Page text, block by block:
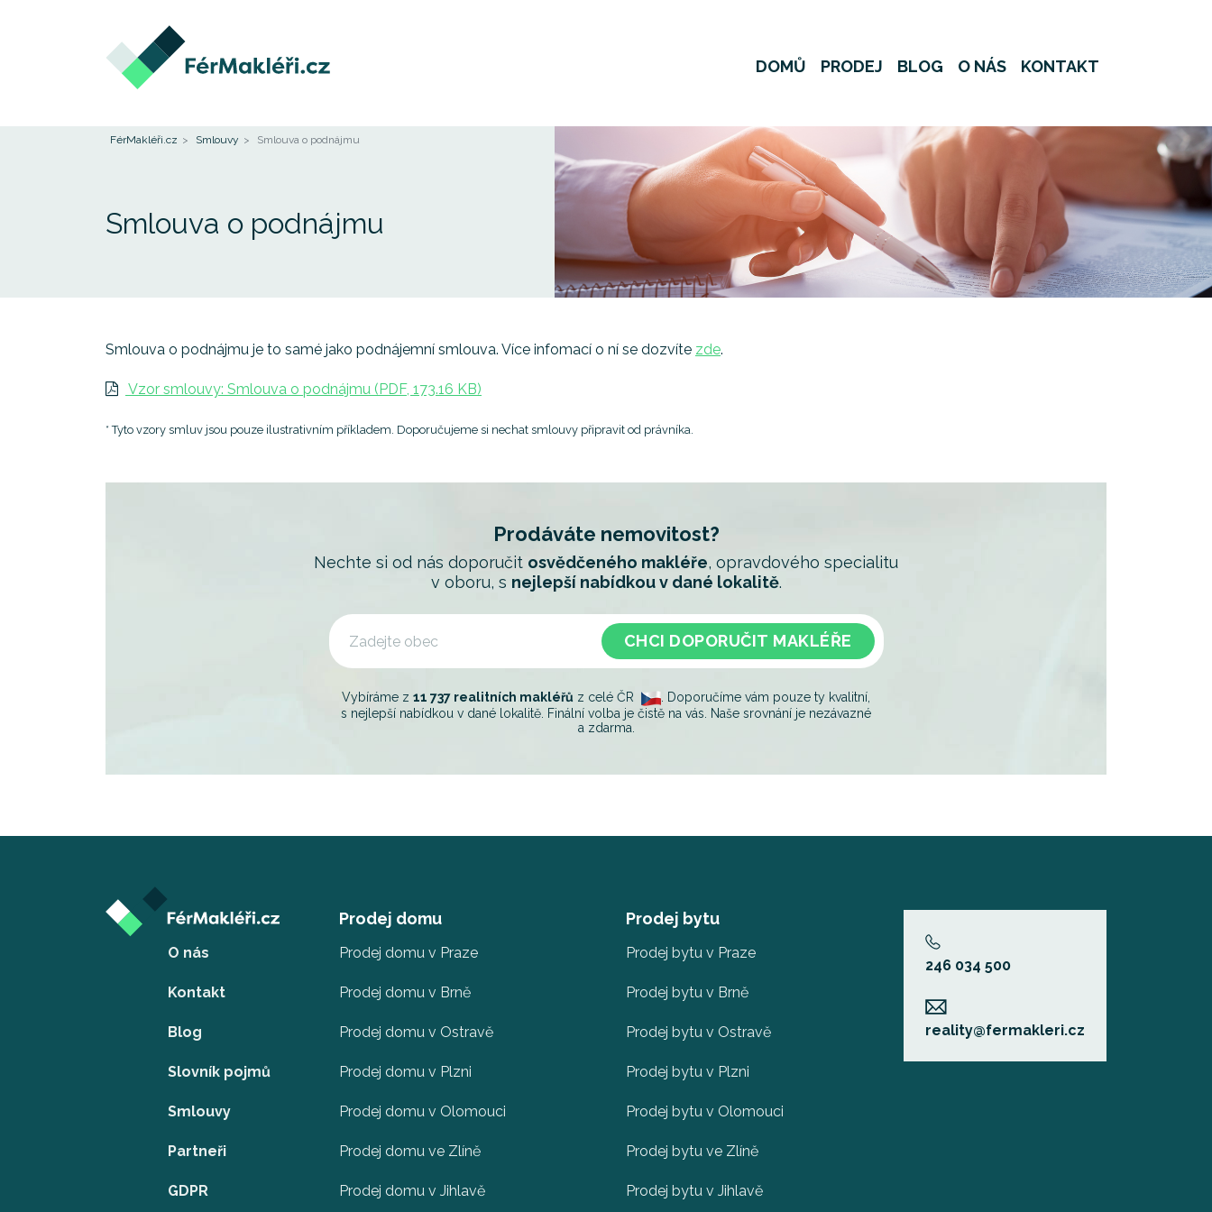
DOMŮ PRODEJ BLOG O NÁS KONTAKT
FérMakléři.cz Smlouvy Smlouva o podnájmu
Smlouva o podnájmu
Smlouva o podnájmu je to samé jako podnájemní smlouva. Více infomací o ní se dozvíte zde.
Vzor smlouvy: Smlouva o podnájmu (PDF, 173.16 KB)
* Tyto vzory smluv jsou pouze ilustrativním příkladem. Doporučujeme si nechat smlouvy připravit od právníka.
Prodáváte nemovitost?
Nechte si od nás doporučit osvědčeného makléře, opravdového specialitu
v oboru, s nejlepší nabídkou v dané lokalitě.
CHCI DOPORUČIT MAKLÉŘE
Vybíráme z 11 737 realitních makléřů z celé ČR
. Doporučíme vám pouze ty kvalitní,
s nejlepší nabídkou v dané lokalitě. Finální volba je čistě na vás. Naše srovnání je nezávazné
a zdarma.
O nás
Kontakt
Blog
Slovník pojmů
Smlouvy
Partneři
GDPR
Prodej domu
Prodej domu v Praze
Prodej domu v Brně
Prodej domu v Ostravě
Prodej domu v Plzni
Prodej domu v Olomouci
Prodej domu ve Zlíně
Prodej domu v Jihlavě
Prodej bytu
Prodej bytu v Praze
Prodej bytu v Brně
Prodej bytu v Ostravě
Prodej bytu v Plzni
Prodej bytu v Olomouci
Prodej bytu ve Zlíně
Prodej bytu v Jihlavě
246 034 500
reality@fermakleri.cz